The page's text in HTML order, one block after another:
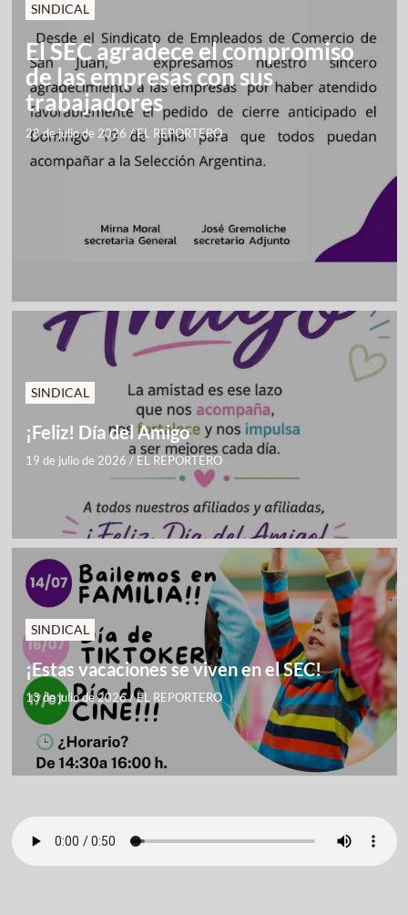
SINDICAL
El SEC agradece el compromiso
de las empresas con sus
trabajadores
28 de julio de 2026 /EL REPORTERO
SINDICAL
¡Feliz! Día del Amigo
19 de julio de 2026 / EL REPORTERO
SINDICAL
¡Estas vacaciones se viven en el SEC!
13 de julio de 2026/EL REPORTERO